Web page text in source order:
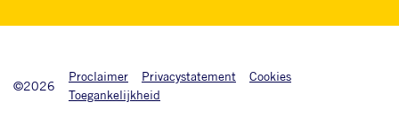
©2026 Onderkant footer
Proclaimer Privacystatement
Cookies
Toegankelijkheid